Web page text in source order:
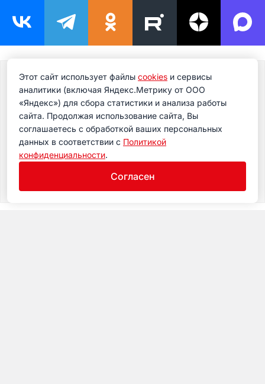
Подпишитесь на новости
Подпишитесь на рассылку сегодня и узнавайте
первым о самом важном.
Этот сайт использует файлы cookies и сервисы
аналитики (включая Яндекс.Метрику от ООО
«Яндекс») для сбора статистики и анализа работы
сайта. Продолжая использование сайта, Вы
соглашаетесь с обработкой ваших персональных
данных в соответствии с Политикой
конфиденциальности.
Согласен